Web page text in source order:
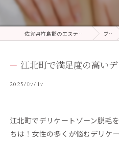
佐賀県杵島郡のエステならDAHLIA beauty salon ブログ
江北町で満足度の高い
2025/07/17
江北町でデリケートゾーン脱毛
ちは！女性の多くが悩むデリケ